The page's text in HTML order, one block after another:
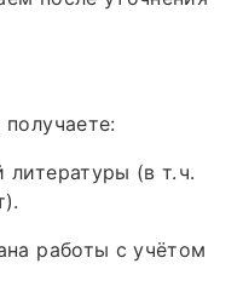
(в т. ч.
работы с учётом